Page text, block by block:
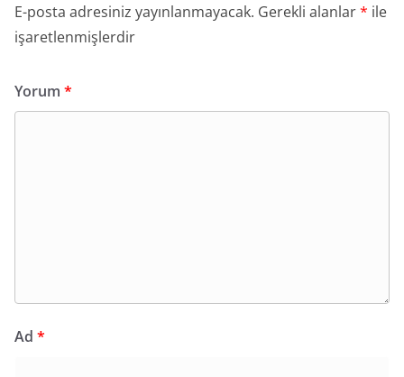
E-posta adresiniz yayınlanmayacak. Gerekli alanlar* ile
işaretlenmişlerdir
Yorum *
Ad *